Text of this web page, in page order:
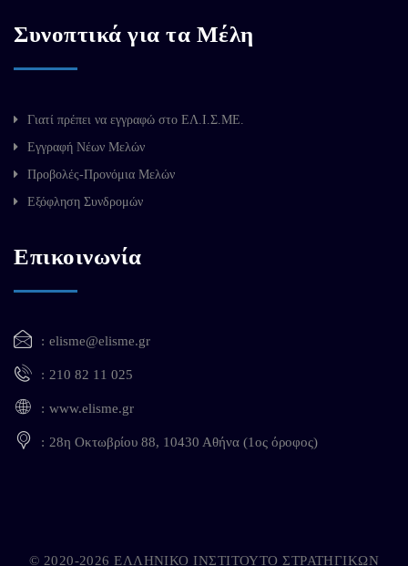
Συνοπτικά για τα Μέλη
Γιατί πρέπει να εγγραφώ στο ΕΛ.Ι.Σ.ΜΕ.
Εγγραφή Νέων Μελών
Προβολές-Προνόμια Μελών
Εξόφληση Συνδρομών
Επικοινωνία
elisme@elisme.gr
210 82 11 025
www.elisme.gr
28η Οκτωβρίου 88, 10430 Αθήνα (1ος όροφος)
© 2020-2026 ΕΛΛΗΝΙΚΟ ΙΝΣΤΙΤΟΥΤΟ ΣΤΡΑΤΗΓΙΚΩΝ